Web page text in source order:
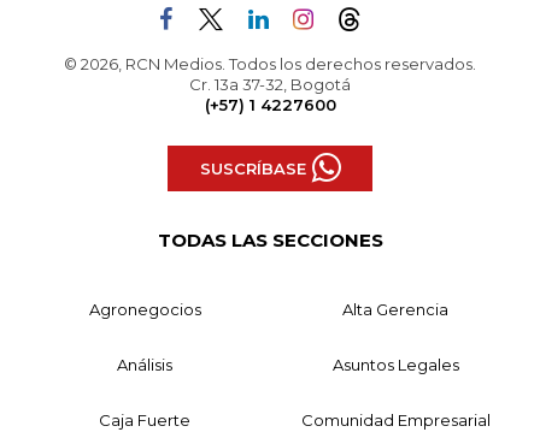
© 2026, RCN Medios. Todos los derechos reservados.
Cr. 13a 37-32, Bogotá
(+57) 1 4227600
SUSCRÍBASE
TODAS LAS SECCIONES
Agronegocios Alta Gerencia
Análisis Asuntos Legales
Caja Fuerte Comunidad Empresarial